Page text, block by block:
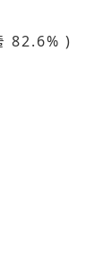
82.6% )